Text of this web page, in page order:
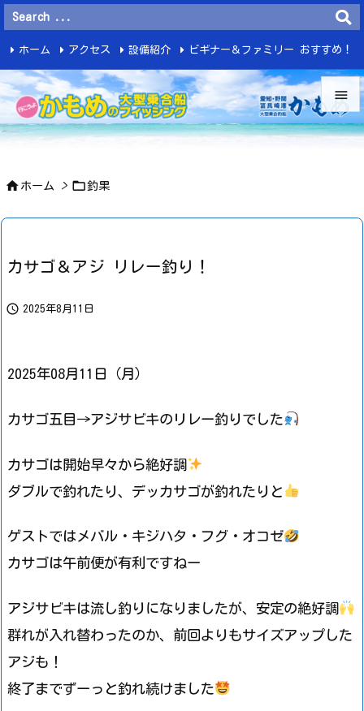


ホーム アクセス 設備紹介 ビギナー＆ファミリー おすすめ！
釣 果
 ホーム > 釣果
カサゴ＆アジ リレー釣り！
 2025年8月11日
2025年08月11日（月）
カサゴ五目→アジサビキのリレー釣りでした
カサゴは開始早々から絶好調
ダブルで釣れたり、デッカサゴが釣れたりと
ゲストではメバル・キジハタ・フグ・オコゼ
カサゴは午前便が有利ですねー
アジサビキは流し釣りになりましたが、安定の絶好調
群れが入れ替わったのか、前回よりもサイズアップした
アジも！
終了までずーっと釣れ続けました